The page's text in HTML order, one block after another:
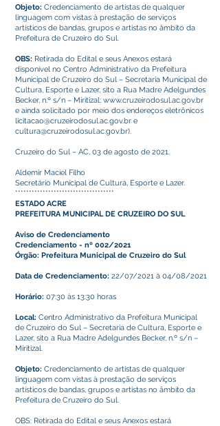
Objeto: Credenciamento de artistas de qualquer
linguagem com vistas à prestação de serviços
artísticos de bandas, grupos e artistas no âmbito da
Prefeitura de Cruzeiro do Sul.
OBS: Retirada do Edital e seus Anexos estará
disponível no Centro Administrativo da Prefeitura
Municipal de Cruzeiro do Sul – Secretaria Municipal de
Cultura, Esporte e Lazer, sito a Rua Madre Adelgundes
Becker, n.º s/n – Miritizal; www.cruzeirodosul.ac.gov.br
e ainda solicitado por meio dos endereços eletrônicos
licitacao@cruzeirodosul.ac.gov.br e
cultura@cruzeirodosul.ac.gov.br).
Cruzeiro do Sul – AC, 03 de agosto de 2021.
Aldemir Maciel Filho
Secretário Municipal de Cultura, Esporte e Lazer.
************************************
ESTADO ACRE
PREFEITURA MUNICIPAL DE CRUZEIRO DO SUL
Aviso de Credenciamento
Credenciamento - nº 002/2021
Órgão: Prefeitura Municipal de Cruzeiro do Sul
Data de Credenciamento: 22/07/2021 à 04/08/2021
Horário: 07:30 às 13:30 horas
Local: Centro Administrativo da Prefeitura Municipal
de Cruzeiro do Sul – Secretaria de Cultura, Esporte e
Lazer, sito a Rua Madre Adelgundes Becker, n.º s/n –
Miritizal.
Objeto: Credenciamento de artistas de qualquer
linguagem com vistas à prestação de serviços
artísticos de bandas, grupos e artistas no âmbito da
Prefeitura de Cruzeiro do Sul.
OBS: Retirada do Edital e seus Anexos estará